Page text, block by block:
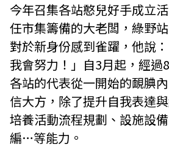
今年召集各站憨兒好手成立
任市集籌備的大老闆，綠野
對於新身份感到雀躍，他說
我會努力！」自3月起，經過
各站的代表從一開始的靦腆
信大方，除了提升自我表達
培養活動流程規劃、設施設
編…等能力。